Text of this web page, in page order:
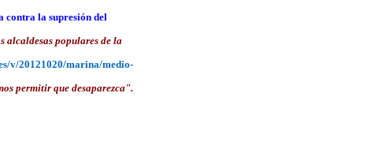
contra la supresión del
alcaldesas populares de la
v/20121020/marina/medio-
permitir que desaparezca".